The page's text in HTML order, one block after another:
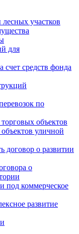
участков
для
средств фонда
по
объектов
уличной
договор о развитии
о
под коммерческое
развитие